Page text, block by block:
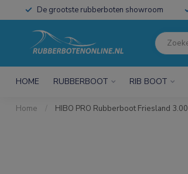
De grootste rubberboten showroom
HOME RUBBERBOOT RIB BOOT
Home / HIBO PRO Rubberboot Friesland 3.00